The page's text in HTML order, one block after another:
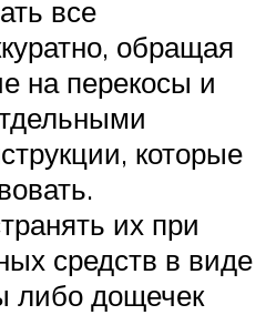
все
обращая
на перекосы и
которые
их при
средств в виде
либо дощечек